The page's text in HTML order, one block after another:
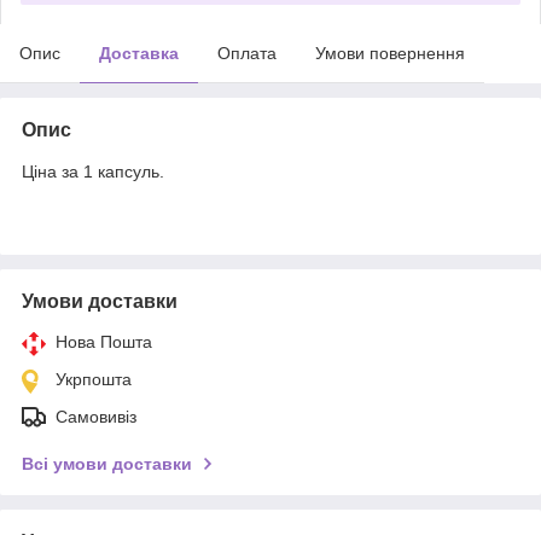
Опис Доставка Оплата Умови повернення
Опис
Ціна за 1 капсуль.
Умови доставки
Нова Пошта
Укрпошта
Самовивіз
Всі умови доставки